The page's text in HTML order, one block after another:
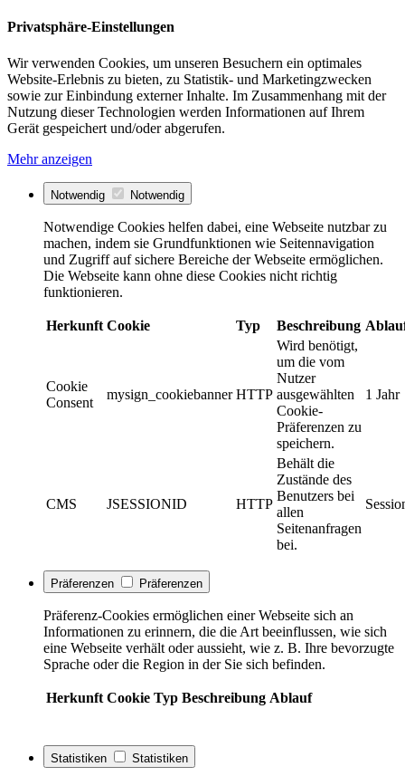
Privatsphäre-Einstellungen
Wir verwenden Cookies, um unseren Besuchern ein optimales
Website-Erlebnis zu bieten, zu Statistik- und Marketingzwecken
sowie zur Einbindung externer Inhalte. Im Zusammenhang mit der
Nutzung dieser Technologien werden Informationen auf Ihrem
Gerät gespeichert und/oder abgerufen.
Mehr anzeigen
Notwendig Notwendig
Notwendige Cookies helfen dabei, eine Webseite nutzbar zu
machen, indem sie Grundfunktionen wie Seitennavigation
und Zugriff auf sichere Bereiche der Webseite ermöglichen.
Die Webseite kann ohne diese Cookies nicht richtig
funktionieren.
Herkunft Cookie Typ Beschreibung
Cookie
Consent
mysign_cookiebanner HTTP
Wird benötigt,
um die vom
Nutzer
ausgewählten
Cookie-
Präferenzen zu
speichern.
1 Jahr
CMS JSESSIONID HTTP
Behält die
Zustände des
Benutzers bei
allen
Seitenanfragen
bei.
Präferenzen Präferenzen
Präferenz-Cookies ermöglichen einer Webseite sich an
Informationen zu erinnern, die die Art beeinflussen, wie sich
eine Webseite verhält oder aussieht, wie z. B. Ihre bevorzugte
Sprache oder die Region in der Sie sich befinden.
Herkunft Cookie Typ Beschreibung Ablauf
Statistiken Statistiken